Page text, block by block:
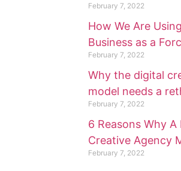
February 7, 2022
How We Are
Business as a
February 7, 2022
Why the digital
model needs a
February 7, 2022
6 Reasons Why A
Creative Agency
February 7, 2022